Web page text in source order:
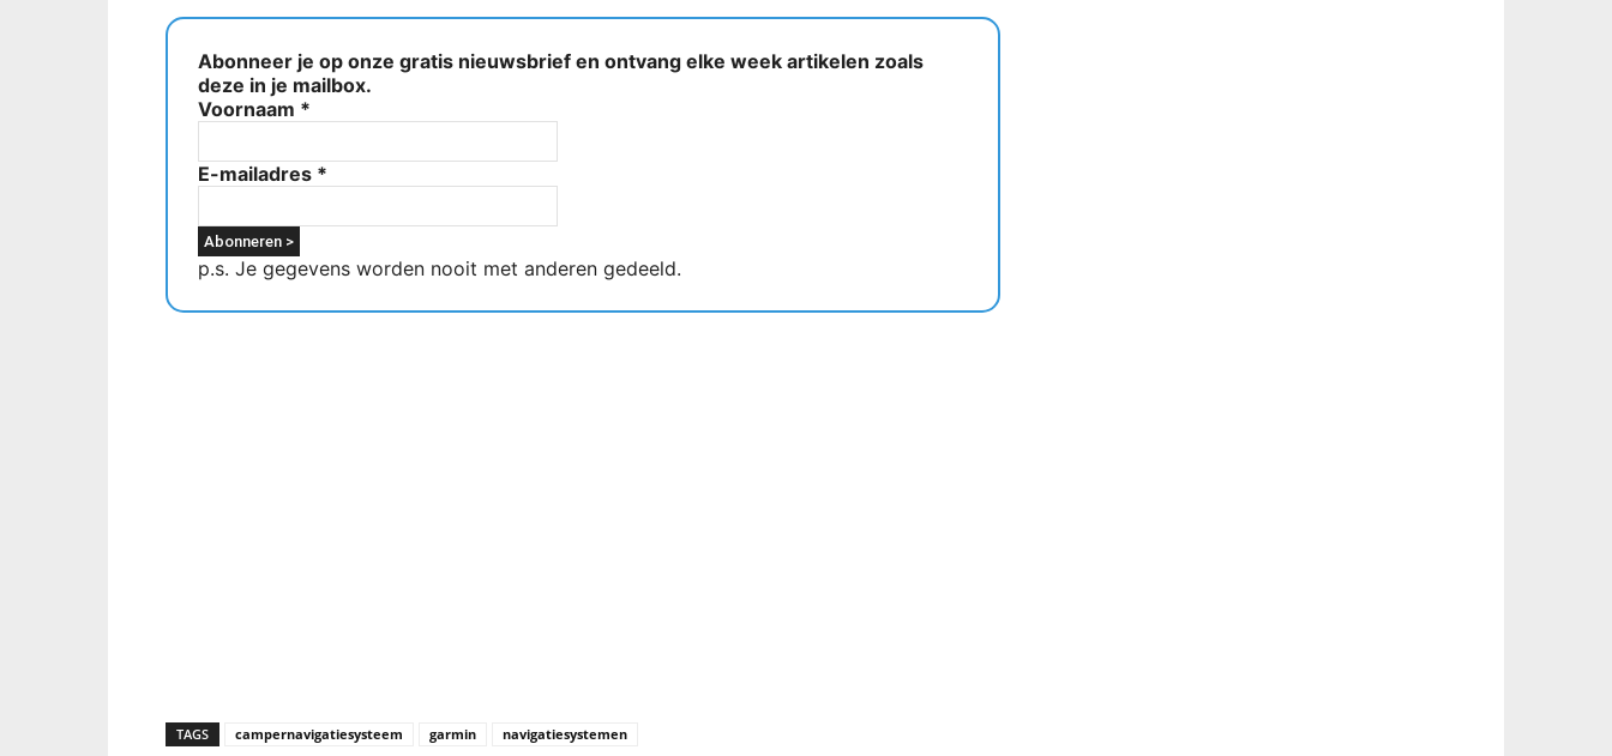
Abonneer je op onze gratis nieuwsbrief en ontvang elke week artikelen zoals
deze in je mailbox.
Voornaam *
E-mailadres *
p.s. Je gegevens worden nooit met anderen gedeeld.
TAGS campernavigatiesysteem garmin navigatiesystemen